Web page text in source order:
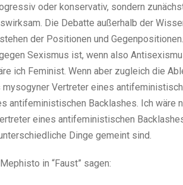
oder konservativ, sondern
Die Debatte außerhalb der
der Positionen und
Sexismus ist, wenn also
ich Feminist. Wenn aber zugleich die
mysogyner Vertreter eines
antifeministischen Backlashes. Ich wäre
eines antifeministischen
Dinge gemeint sind.
in “Faust” sagen: